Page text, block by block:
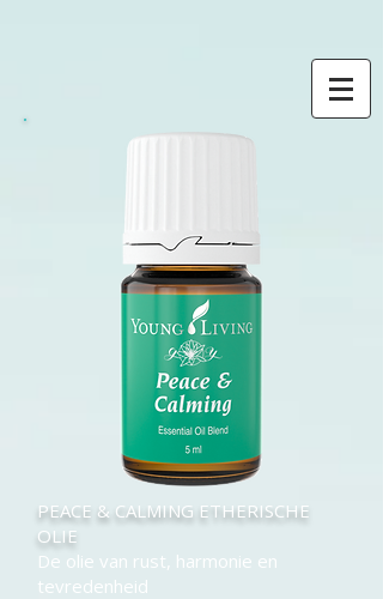
PEACE & CALMING ETHERISCHE
OLIE
De olie van rust, harmonie en
tevredenheid